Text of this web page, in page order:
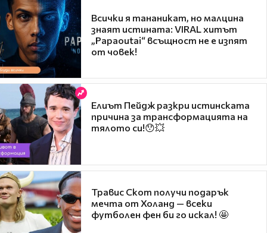
Всички я тананикат, но малцина
знаят истината: VIRAL хитът
„Papaoutai“ всъщност не е изпят
от човек!
Елиът Пейдж разкри истинската
причина за трансформацията на
тялото си!😯💥
Травис Скот получи подарък
мечта от Холанд — всеки
футболен фен би го искал! 🤩